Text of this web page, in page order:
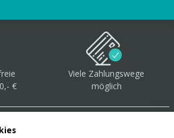
€
Viele Zahlungswege
möglich